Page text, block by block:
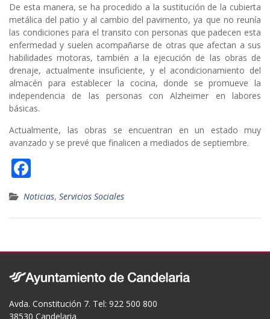
De esta manera, se ha procedido a la sustitución de la cubierta
metálica del patio y al cambio del pavimento, ya que no reunía
las condiciones para el transito con personas que padecen esta
enfermedad y suelen acompañarse de otras que afectan a sus
habilidades motoras, también a la ejecución de las obras de
drenaje, actualmente insuficiente, y el acondicionamiento del
almacén para establecer la cocina, donde se promueve la
independencia de las personas con Alzheimer en labores
básicas.
Actualmente, las obras se encuentran en un estado muy
avanzado y se prevé que finalicen a mediados de septiembre.
ac
e
b
o
k
Noticias, Servicios Sociales
Avda. Constitución 7. Tel: 922 500 800
38530 Candelaria